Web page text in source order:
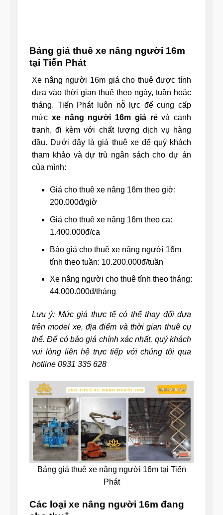
Bảng giá thuê xe nâng người 16m
tại Tiến Phát
Xe nâng người 16m giá cho thuê được tính
dựa vào thời gian thuê theo ngày, tuần hoặc
tháng. Tiến Phát luôn nỗ lực để cung cấp
mức xe nâng người 16m giá rẻvà cạnh
tranh, đi kèm với chất lượng dịch vụ hàng
đầu. Dưới đây là giá thuê xe để quý khách
tham khảo và dự trù ngân sách cho dự án
của mình:
Giá cho thuê xe nâng 16m theo giờ:
200.000đ/giờ
Giá cho thuê xe nâng 16m theo ca:
1.400.000đ/ca
Báo giá cho thuê xe nâng người 16m
tính theo tuần: 10.200.000đ/tuần
Xe nâng người cho thuê tính theo tháng:
44.000.000đ/tháng
Lưu ý: Mức giá thực tế có thể thay đổi dựa
trên model xe, địa điểm và thời gian thuê cụ
thể. Để có báo giá chính xác nhất, quý khách
vui lòng liên hệ trực tiếp với chúng tôi qua
hotline 0931 335 628
Bảng giá thuê xe nâng người 16m tại Tiến
Phát
Các loại xe nâng người 16m đang